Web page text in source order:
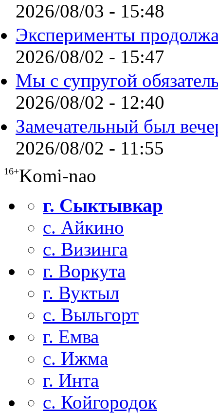
2026/08/03 - 15:48
Эксперименты
2026/08/02 - 15:47
Мы с супругой
2026/08/02 - 12:40
Замечательный был
2026/08/02 - 11:55
16+Komi-nao
г. Сыктывкар
с. Айкино
с. Визинга
г. Воркута
г. Вуктыл
с. Выльгорт
г. Емва
с. Ижма
г. Инта
с. Койгородок